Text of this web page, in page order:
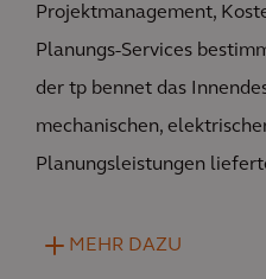
Projektmanagement,
Planungs-Services
der tp bennet das
mechanischen,
Planungsleistungen
MEHR DAZU